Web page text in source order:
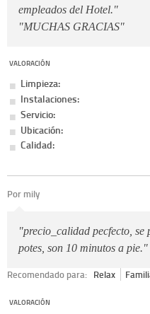
empleados del Hotel."
"MUCHAS GRACIAS"
VALORACIÓN
Limpieza:
Instalaciones:
Servicio:
Ubicación:
Calidad:
Por mily
"precio_calidad pecfecto,
potes, son 10 minutos a pie."
Recomendado para: Relax
VALORACIÓN